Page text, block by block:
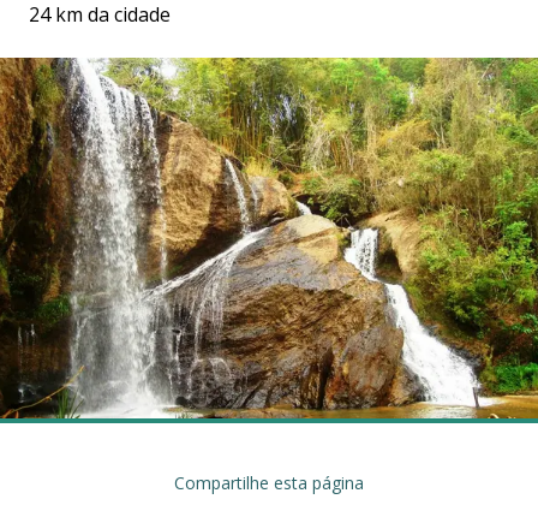
24 km da cidade
Compartilhe esta página